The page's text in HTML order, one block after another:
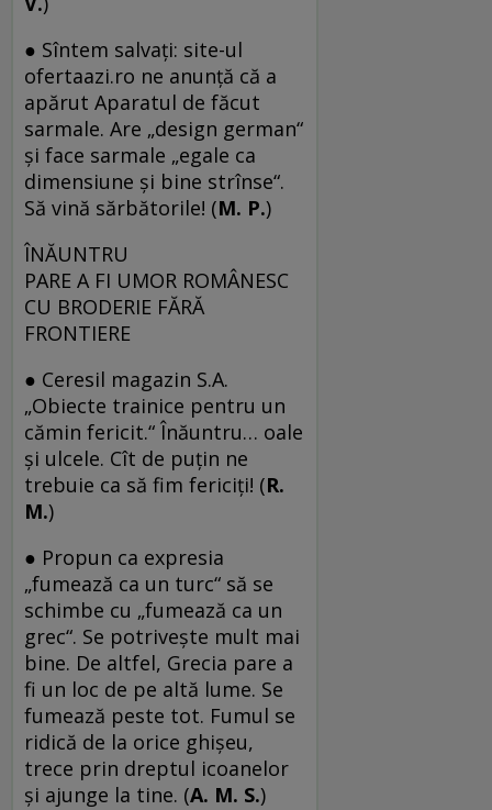
● Sîntem salvați: site-ul
ofertaazi.ro ne anunță că a
apărut Aparatul de făcut
sarmale. Are „design german“
și face sarmale „egale ca
dimensiune și bine strînse“.
Să vină sărbătorile! (M. P.)
ÎNĂUNTRU
PARE A FI UMOR ROMÂNESC
CU BRODERIE FĂRĂ
FRONTIERE
● Ceresil magazin S.A.
„Obiecte trainice pentru un
cămin fericit.“ Înăuntru… oale
și ulcele. Cît de puțin ne
trebuie ca să fim fericiți! (R.
M.)
● Propun ca expresia
„fumează ca un turc“ să se
schimbe cu „fumează ca un
grec“. Se potrivește mult mai
bine. De altfel, Grecia pare a
fi un loc de pe altă lume. Se
fumează peste tot. Fumul se
ridică de la orice ghișeu,
trece prin dreptul icoanelor
și ajunge la tine. (A. M. S.)